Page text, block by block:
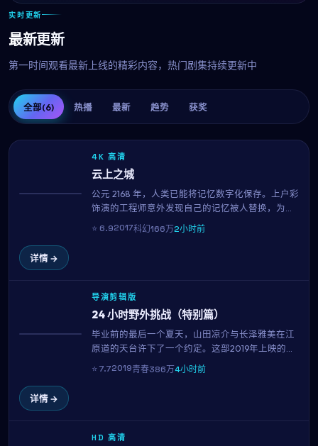
实时更新
最新更新
第一时间观看最新上线的精彩内容，热门剧集持续更新中
全部(6) 热播 最新 趋势 获奖
4K 高清
云上之城
公元 2168 年，人类已能将记忆数字化保存。上户彩
饰演的工程师意外发现自己的记忆被人替换，为了
找回真相，他与李秉宪一同潜入禁区数据库。李俊
益用扎实的世界观与一流的视觉特效，构筑了一个
⭐6.92017科幻166万2小时前
详情 →
导演剪辑版
24 小时野外挑战（特别篇）
毕业前的最后一个夏天，山田凉介与长泽雅美在江
原道的天台许下了一个约定。这部2019年上映的青
春佳作集结了山田凉介、长泽雅美、吉高由里子等
当红演员，用139分钟的篇幅记录下属于十八岁的迷
⭐7.72019青春386万4小时前
详情 →
HD 高清